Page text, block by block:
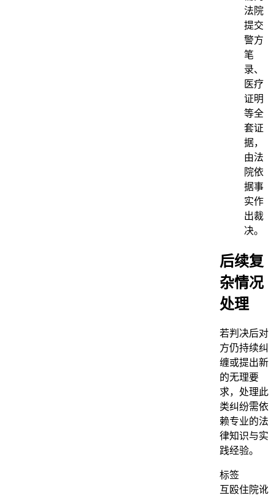
法院
提交
警方
笔
录、
医疗
证明
等全
套证
据，
由法
院依
据事
实作
出裁
决。
后续复
杂情况
处理
若判决后对
方仍持续纠
缠或提出新
的无理要
求，处理此
类纠纷需依
赖专业的法
律知识与实
践经验。
标签
互殴住院讹